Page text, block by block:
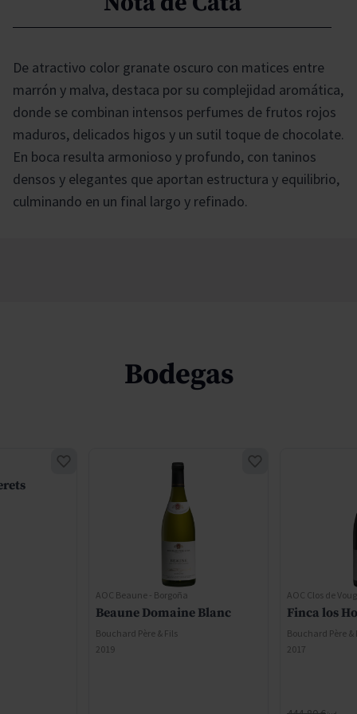
De atractivo color granate oscuro con matices entre
marrón y malva, destaca por su complejidad aromática,
donde se combinan intensos perfumes de frutos rojos
maduros, delicados higos y un sutil toque de chocolate.
En boca resulta armonioso y profundo, con taninos
densos y elegantes que aportan estructura y equilibrio,
culminando en un final largo y refinado.
Bodegas
AOC Beaune - Borgoña
Beaune Domaine Blanc
Bouchard Père & Fils
2019
AOC Clos de
Finca los
Bouchard Père &
2017